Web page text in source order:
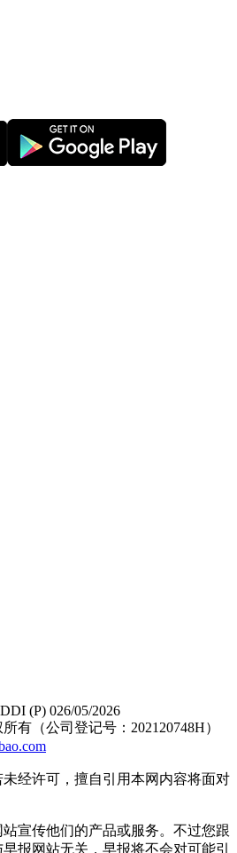
(P) 026/05/2026
有（公司登记号：202120748H）
经许可，擅自引用本网内容将面对
宣传他们的产品或服务。不过您跟
报网站无关，早报将不会对可能引